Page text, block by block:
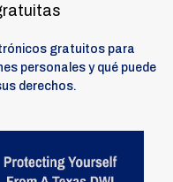
gratuitos para
personales y qué puede
derechos.